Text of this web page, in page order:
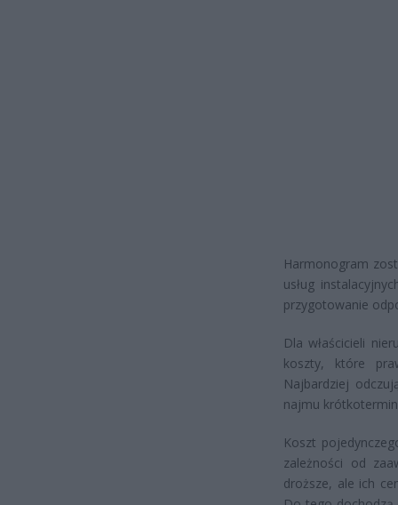
Harmonogram
usług
przygotowanie
Dla właścicieli
koszty, które
Najbardziej
najmu
Koszt
zależności od
droższe, ale ich